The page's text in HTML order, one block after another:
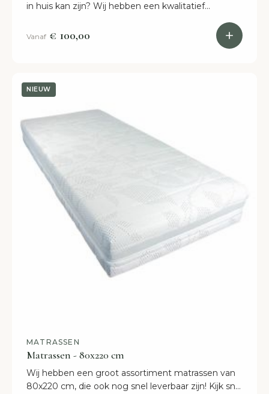
in huis kan zijn? Wij hebben een kwalitatief
Vanaf € 100,00
NIEUW
MATRASSEN
Matrassen - 80x220 cm
Wij hebben een groot assortiment matrassen van
80x220 cm, die ook nog snel leverbaar zijn! Kijk snel